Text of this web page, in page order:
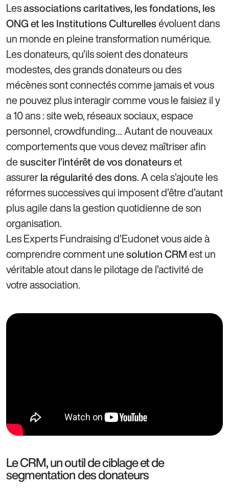
Lesassociations caritatives, les fondations, les
ONG et les Institutions Culturellesévoluent dans
un monde en pleine transformation numérique.
Les donateurs, qu’ils soient des donateurs
modestes, des grands donateurs ou des
mécènes sont connectés comme jamais et vous
ne pouvez plus interagir comme vous le faisiez il y
a 10 ans : site web, réseaux sociaux, espace
personnel, crowdfunding… Autant de nouveaux
comportements que vous devez maîtriser afin
desusciter l’intérêt de vos donateurset
assurer la régularité des dons. A cela s’ajoute les
réformes successives qui imposent d’être d’autant
plus agile dans la gestion quotidienne de son
organisation.
Les Experts Fundraising d’Eudonet vous aide à
comprendre comment unesolution CRM est un
véritable atout dans le pilotage de l’activité de
votre association.
Le CRM, un outil de ciblage et de
segmentation des donateurs